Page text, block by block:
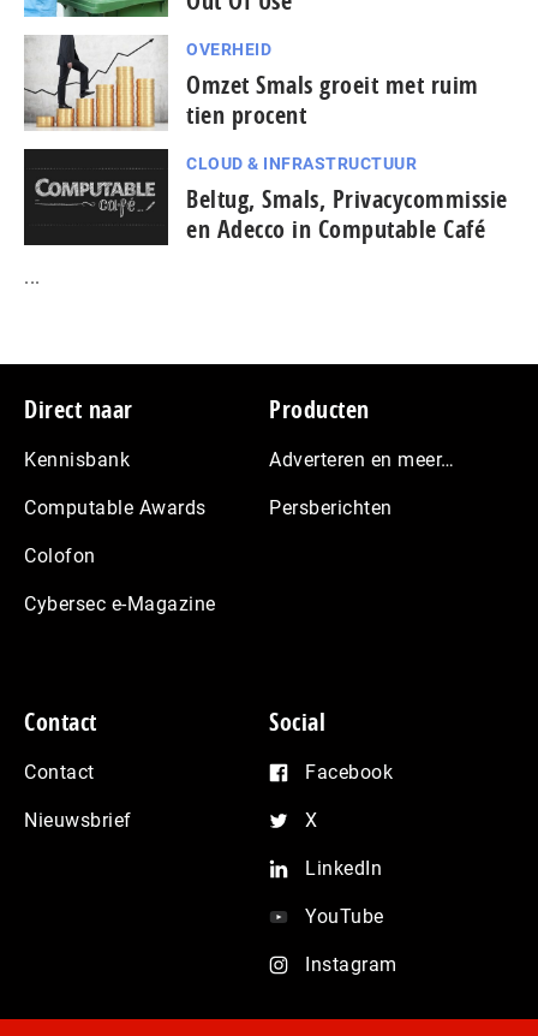
OVERHEID
Omzet Smals groeit met ruim
tien procent
CLOUD & INFRASTRUCTUUR
Beltug, Smals, Privacycommissie
en Adecco in Computable Café
...
Footer
Direct naar
Kennisbank
Computable Awards
Colofon
Cybersec e-Magazine
Producten
Adverteren en meer…
Persberichten
Contact
Contact
Nieuwsbrief
Social
Facebook
X
LinkedIn
YouTube
Instagram